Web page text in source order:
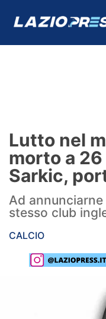
Formello
Infortuni
Primavera
Calciomercato
Lazio Women
Lutto nel
morto a
Sarkic,
Ad
stesso club
CALCIO